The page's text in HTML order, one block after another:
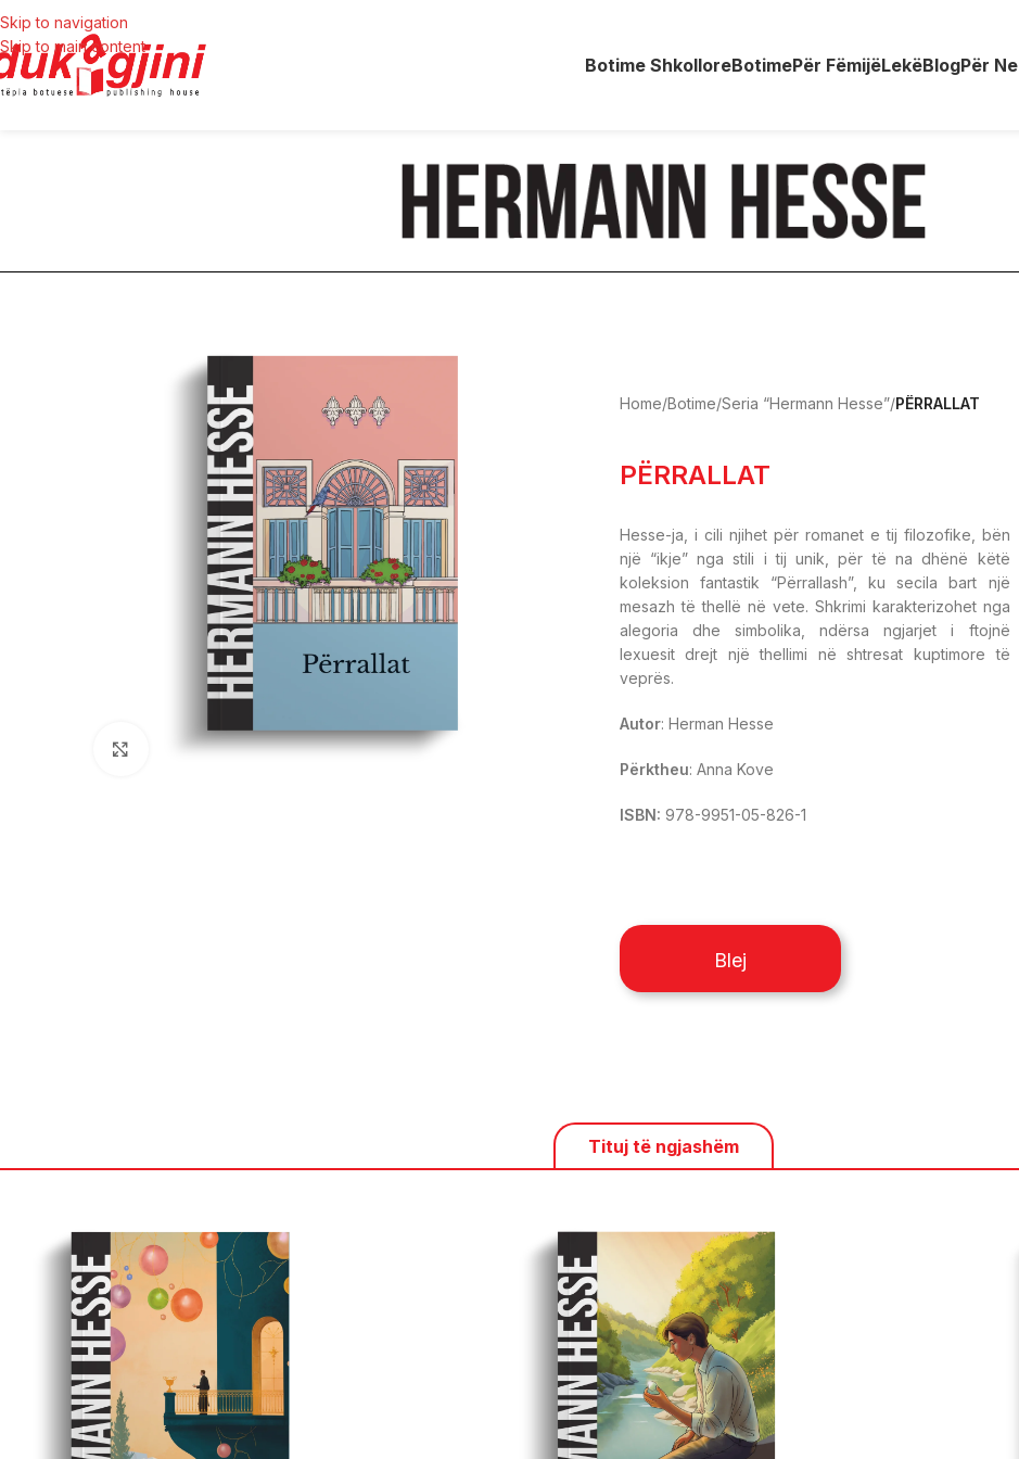
Skip to navigation
Skip to main content
Botime ShkolloreBotimePër FëmijëLekëBlogPër Ne
Click to enlarge
Home/Botime/Seria “Hermann Hesse”/PËRRALLAT
PËRRALLAT
Hesse-ja, i cili njihet për romanet e tij filozofike, bën
një “ikje” nga stili i tij unik, për të na dhënë këtë
koleksion fantastik “Përrallash”, ku secila bart një
mesazh të thellë në vete. Shkrimi karakterizohet nga
alegoria dhe simbolika, ndërsa ngjarjet i ftojnë
lexuesit drejt një thellimi në shtresat kuptimore të
veprës.
Autor: Herman Hesse
Përktheu: Anna Kove
ISBN: 978-9951-05-826-1
Blej
Tituj të ngjashëm